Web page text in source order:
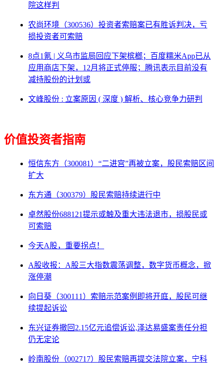
院这样判
农尚环境（300536）投资者索赔案已有胜诉判决，亏
损投资者可索赔
8点1氪 | 义乌市监局回应下架槟榔；百度糯米App已从
应用商店下架，12月将正式停服；腾讯表示目前没有
减持股份的计划或
文峰股份 : 立案原因 ( 深度 ) 解析、核心竞争力研判
价值投资者指南
恒信东方（300081）“二进宫”再被立案，股民索赔区间
扩大
东方通（300379）股民索赔持续进行中
卓然股份688121提示或触及重大违法退市，损股民或
可索赔
今天A股，重要拐点！
A股收报：A股三大指数震荡调整，数字货币概念，掀
涨停潮
向日葵（300111）索赔示范案例即将开庭，股民可继
续提起诉讼
东兴证券撤回2.15亿元追偿诉讼,泽达易盛案责任分担
仍无定论
岭南股份（002717）股民索赔再提交法院立案，宁科